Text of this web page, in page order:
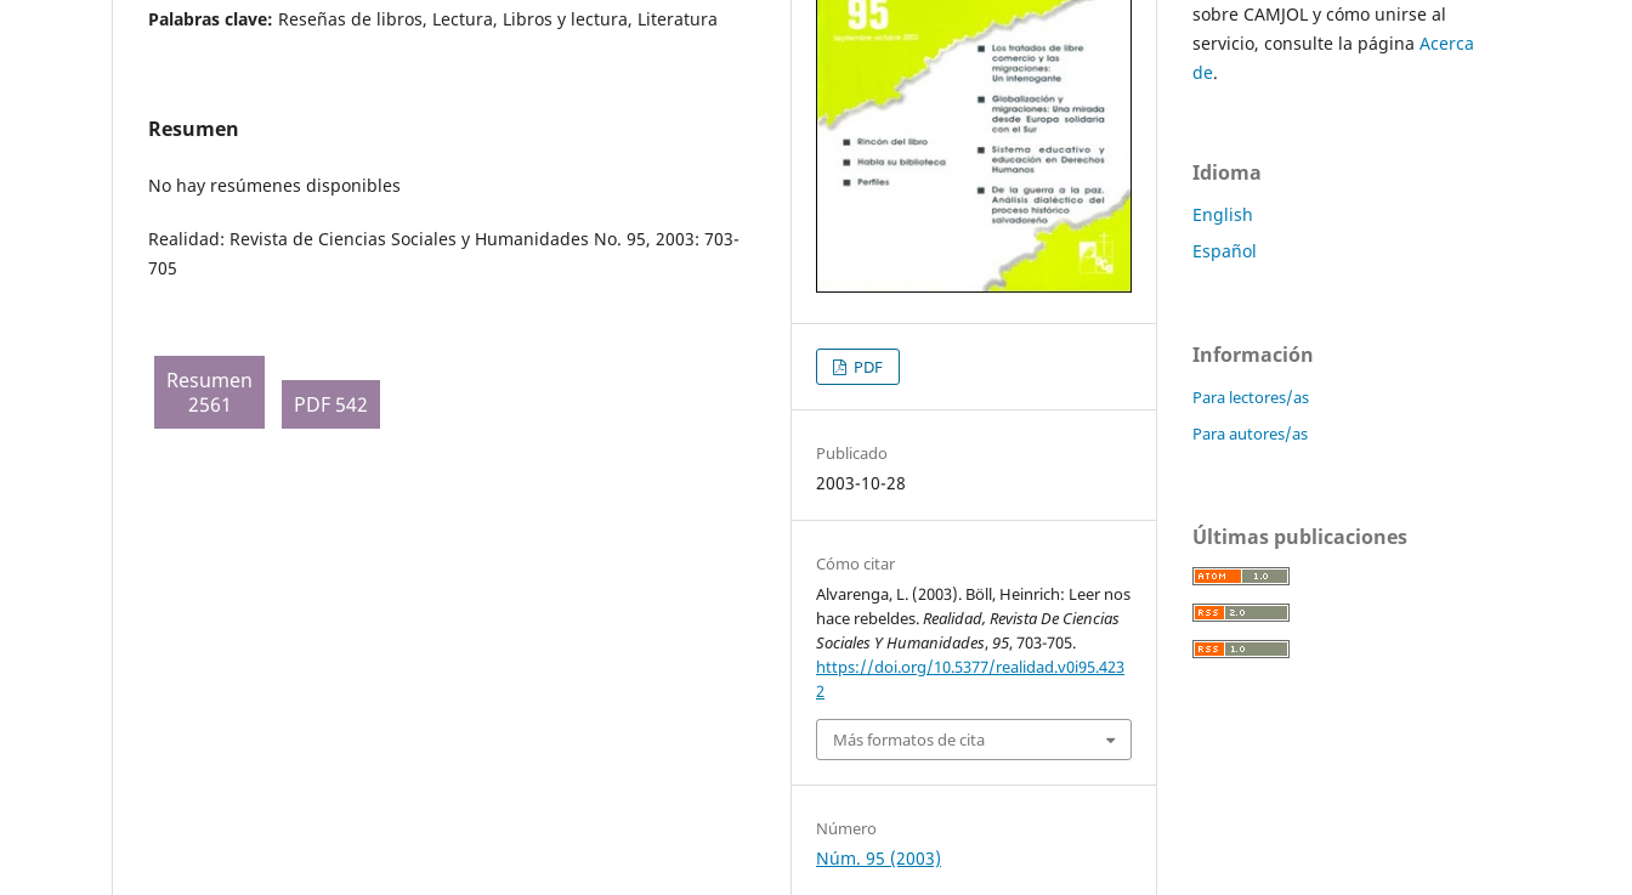
Palabras clave: Reseñas de libros, Lectura, Libros y lectura, Literatura
Resumen
No hay resúmenes disponibles
Realidad: Revista de Ciencias Sociales y Humanidades No. 95, 2003: 703-
705
Resumen
2561
PDF 542
PDF
Publicado
2003-10-28
Cómo citar
Alvarenga, L. (2003). Böll, Heinrich: Leer nos
hace rebeldes.Realidad, Revista De Ciencias
Sociales Y Humanidades,95, 703-705.
https://doi.org/10.5377/realidad.v0i95.423
2
Más formatos de cita
Número
Núm. 95 (2003)
sobre CAMJOL y cómo unirse al
servicio, consulte la página Acerca
de.
Idioma
English
Español
Información
Para lectores/as
Para autores/as
Últimas publicaciones